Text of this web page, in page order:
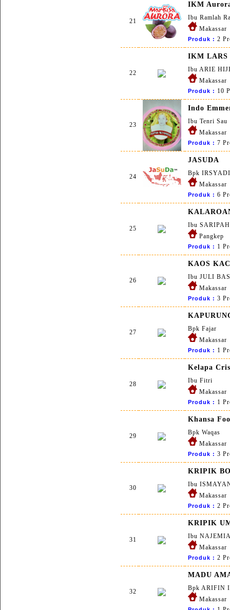
21
IKM
Ibu Ramlah
Makassar
Produk : 2
22
IKM LARS
Ibu ARIE
Makassar
Produk : 10
23
Indo
Ibu Tenri Sau
Makassar
Produk : 7
24
JASUDA
Bpk
Makassar
Produk : 6
25
Ibu SARIPAH
Pangkep
Produk : 1
26
KAOS
Ibu JULI
Makassar
Produk : 3
27
Bpk Fajar
Makassar
Produk : 1
28
Kelapa
Ibu Fitri
Makassar
Produk : 1
29
Khansa
Bpk Waqas
Makassar
Produk : 3
30
KRIPIK
Ibu
Makassar
Produk : 2
31
KRIPIK
Ibu
Makassar
Produk : 2
32
MADU
Bpk ARIFIN
Makassar